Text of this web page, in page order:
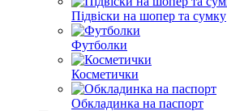
Підвіски на шопер та сумку
Футболки
Косметички
Обкладинка на паспорт